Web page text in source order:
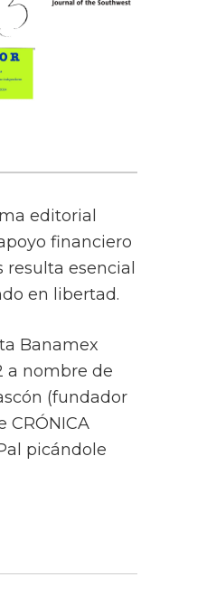
editorial
financiero
esencial
en libertad.
Banamex
a nombre de
(fundador
CRÓNICA
picándole